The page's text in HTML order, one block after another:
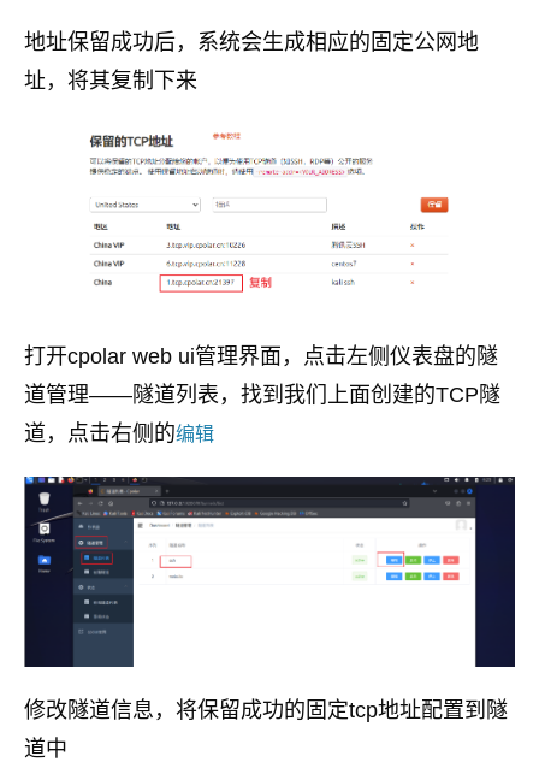
地址保留成功后，系统会生成相应的固定公网地
址，将其复制下来
打开cpolar web ui管理界面，点击左侧仪表盘的隧
道管理——隧道列表，找到我们上面创建的TCP隧
道，点击右侧的编辑
修改隧道信息，将保留成功的固定tcp地址配置到隧
道中